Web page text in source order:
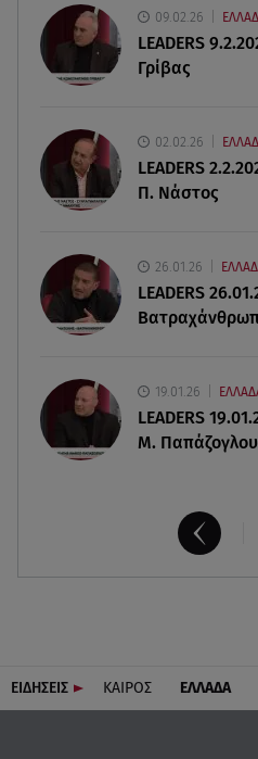
από δύσβατο φαράγγι
06.08.26 , 19:44
06.08.26 , 19:17
Κυψέλη: «Βιώνουμε βαθιά
οικογένεια της Λίζα
06.08.26 , 19:10
Μπαντέρας: «Η καρδιακή
καλύτερο πράγμα που
09.02.26
LEADERS
Γρίβας
02.02.26
LEADERS
Π. Νάστος
26.01.26
LEADERS
19.01.26
LEADERS
Μ. Παπάζογλου
ΕΙΔΗΣΕΙΣ ΚΑΙΡΟΣ ΕΛΛΑΔΑ